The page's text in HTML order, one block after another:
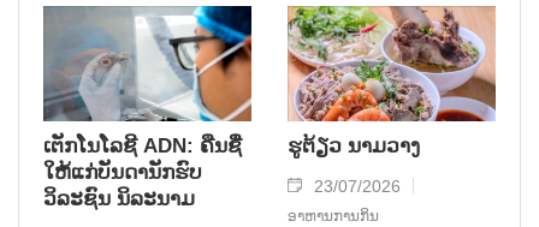
ເຕັກໂນໂລຊີ ADN: ຄືນຊື່
ໃຫ້ແກ່ບັນດານັກຮົບ
ວິລະຊົນ ນິລະນາມ
ຮູຕ້ຽວ ນາມວາງ
23/07/2026
ອາຫານການກິນ